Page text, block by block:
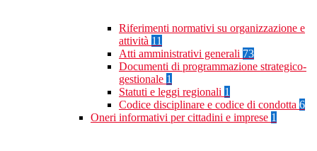
Riferimenti normativi su organizzazione e
attività 11
Atti amministrativi generali 73
Documenti di programmazione strategico-
gestionale 1
Statuti e leggi regionali 1
Codice disciplinare e codice di condotta 6
Oneri informativi per cittadini e imprese 1